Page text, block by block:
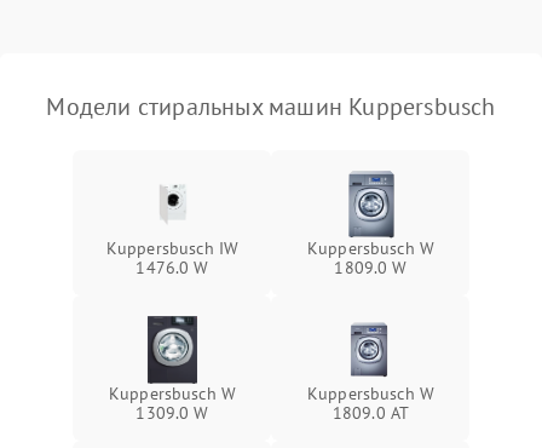
Модели стиральных машин Kuppersbusch
Kuppersbusch IW
1476.0 W
Kuppersbusch W
1809.0 W
Kuppersbusch W
1309.0 W
Kuppersbusch W
1809.0 AT